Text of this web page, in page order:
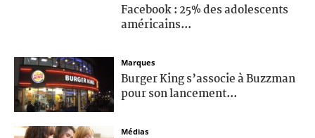
Facebook : 25% des adolescents
américains...
Marques
Burger King s’associe à Buzzman
pour son lancement...
Médias